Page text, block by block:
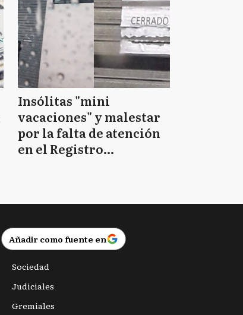
Insólitas "mini
vacaciones" y malestar
por la falta de atención
en el Registro
Añadir como fuente en
Sociedad
Judiciales
Gremiales